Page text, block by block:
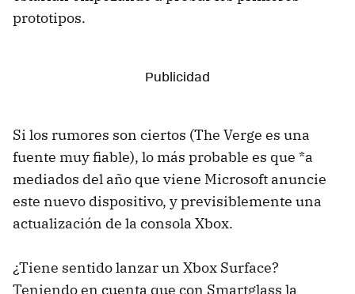
prototipos.
Si los rumores son ciertos (The Verge es una
fuente muy fiable), lo más probable es que *a
mediados del año que viene Microsoft anuncie
este nuevo dispositivo, y previsiblemente una
actualización de la consola Xbox.
¿Tiene sentido lanzar un Xbox Surface?
Teniendo en cuenta que con Smartglass la